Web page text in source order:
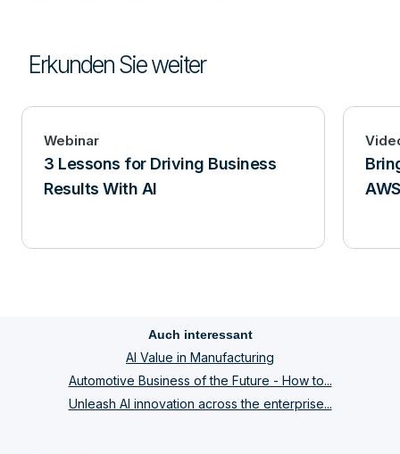
Erkunden Sie weiter
Webinar
3 Lessons for Driving Business
Results With AI
Auch interessant
AI Value in Manufacturing
Automotive Business of the Future - How to...
Unleash AI innovation across the enterprise...